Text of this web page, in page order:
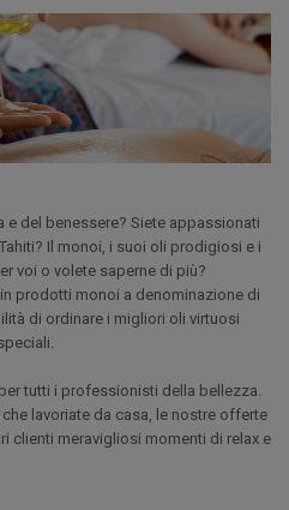
del benessere? Siete appassionati
Il monoi, i suoi oli prodigiosi e i
voi o volete saperne di più?
prodotti monoi a denominazione di
di ordinare i migliori oli virtuosi
tutti i professionisti della bellezza.
lavoriate da casa, le nostre offerte
clienti meravigliosi momenti di relax e